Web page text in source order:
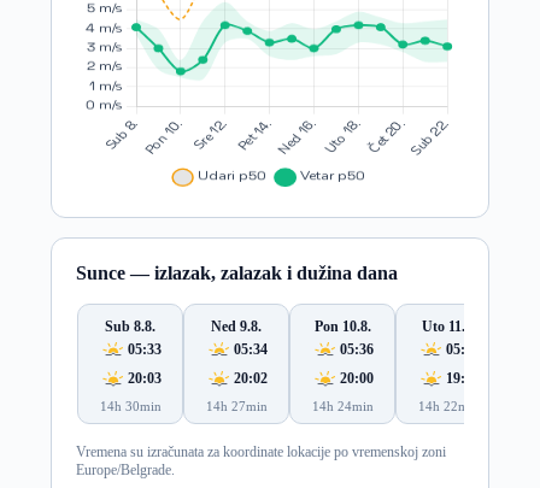
Sunce — izlazak, zalazak i dužina dana
Sub 8.8.
05:33
20:03
14h 30min
Ned 9.8.
05:34
20:02
14h 27min
Pon 10.8.
05:36
20:00
14h 24min
Uto 11.8.
05:37
19:59
14h 22min
Vremena su izračunata za koordinate lokacije po vremenskoj zoni
Europe/Belgrade.